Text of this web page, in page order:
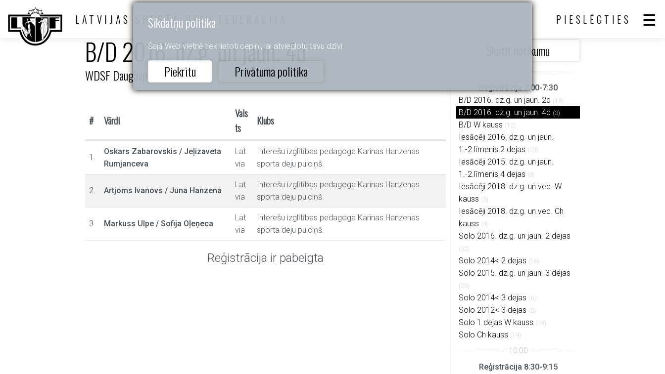
Sīkdatņu politika
Šajā Web vietnē tiek lietoti cepiņi, lai atvieglotu tavu dzīvi.
Piekrītu Privātuma politika
LATVIJAS SPORTA DEJU FEDERĀCIJA PIESLĒGTIES
B/D 2016. dz.g. un jaun. 4d
WDSF Daugavpils Open
# Vārdi
Vals
ts
Klubs
1.
Oskars Zabarovskis / Jeļizaveta
Rumjanceva
Lat
via
Interešu izglītības pedagoga Karinas Hanzenas
sporta deju pulciņš.
2. Artjoms Ivanovs / Juna Hanzena
Lat
via
Interešu izglītības pedagoga Karinas Hanzenas
sporta deju pulciņš.
3. Markuss Ulpe / Sofija Oļeņeca
Lat
via
Interešu izglītības pedagoga Karinas Hanzenas
sporta deju pulciņš.
Reģistrācija ir pabeigta
Skatīt notikumu
Reģistrācija 7:00-7:30
B/D 2016. dz.g. un jaun. 2d (19)
B/D 2016. dz.g. un jaun. 4d (3)
B/D W kauss (12)
Iesācēji 2016. dz.g. un jaun.
1.-2.līmenis 2 dejas (12)
Iesācēji 2015. dz.g. un jaun.
1.-2.līmenis 4 dejas (8)
Iesācēji 2018. dz.g. un vec. W
kauss (3)
Iesācēji 2018. dz.g. un vec. Ch
kauss (4)
Solo 2016. dz.g. un jaun. 2 dejas
(32)
Solo 2014< 2 dejas (16)
Solo 2015. dz.g. un jaun. 3 dejas
(29)
Solo 2014< 3 dejas (6)
Solo 2012< 3 dejas (5)
Solo 1 dejas W kauss (13)
Solo Ch kauss (19)
Reģistrācija 8:30-9:15